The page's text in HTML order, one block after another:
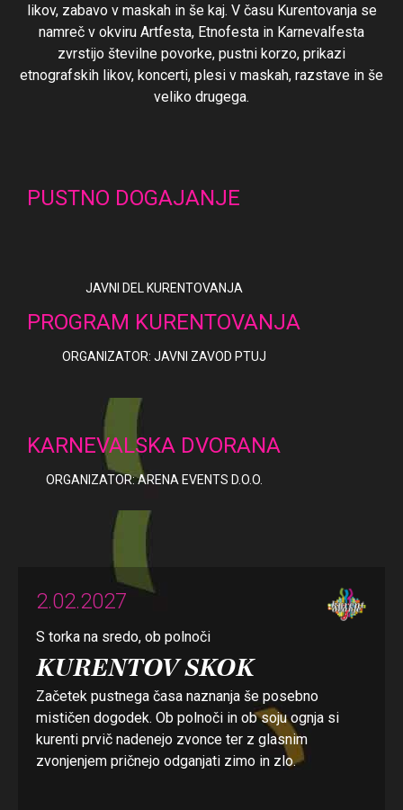
likov, zabavo v maskah in še kaj. V času Kurentovanja se
namreč v okviru Artfesta, Etnofesta in Karnevalfesta
zvrstijo številne povorke, pustni korzo, prikazi
etnografskih likov, koncerti, plesi v maskah, razstave in še
veliko drugega.
PUSTNO DOGAJANJE
JAVNI DEL KURENTOVANJA
PROGRAM KURENTOVANJA
ORGANIZATOR: JAVNI ZAVOD PTUJ
KARNEVALSKA DVORANA
ORGANIZATOR: ARENA EVENTS D.O.O.
2.02.2027
S torka na sredo, ob polnoči
KURENTOV SKOK
Začetek pustnega časa naznanja še posebno
mističen dogodek. Ob polnoči in ob soju ognja si
kurenti prvič nadenejo zvonce ter z glasnim
zvonjenjem pričnejo odganjati zimo in zlo.